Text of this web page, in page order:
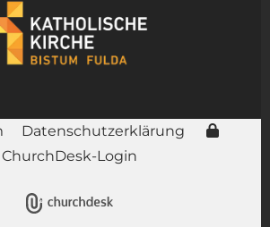
Datenschutzerklärung
ChurchDesk-Login